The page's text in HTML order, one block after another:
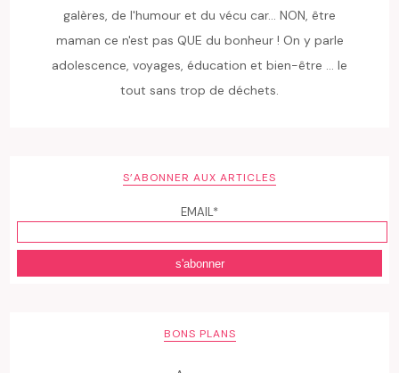
galères, de l'humour et du vécu car... NON, être
maman ce n'est pas QUE du bonheur ! On y parle
adolescence, voyages, éducation et bien-être ... le
tout sans trop de déchets.
S’ABONNER AUX ARTICLES
EMAIL*
BONS PLANS